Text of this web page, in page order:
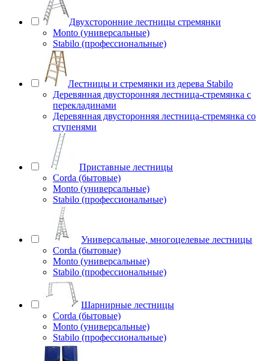
Двухсторонние лестницы стремянки
Monto (универсальные)
Stabilo (профессиональные)
Лестницы и стремянки из дерева Stabilo
Деревянная двусторонняя лестница-стремянка с
перекладинами
Деревянная двусторонняя лестница-стремянка со
ступенями
Приставные лестницы
Corda (бытовые)
Monto (универсальные)
Stabilo (профессиональные)
Универсальные, многоцелевые лестницы
Corda (бытовые)
Monto (универсальные)
Stabilo (профессиональные)
Шарнирные лестницы
Corda (бытовые)
Monto (универсальные)
Stabilo (профессиональные)